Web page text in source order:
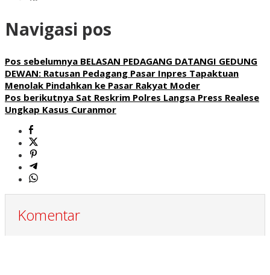
Navigasi pos
Pos sebelumnya BELASAN PEDAGANG DATANGI GEDUNG
DEWAN: Ratusan Pedagang Pasar Inpres Tapaktuan
Menolak Pindahkan ke Pasar Rakyat Moder
Pos berikutnya Sat Reskrim Polres Langsa Press Realese
Ungkap Kasus Curanmor
Komentar